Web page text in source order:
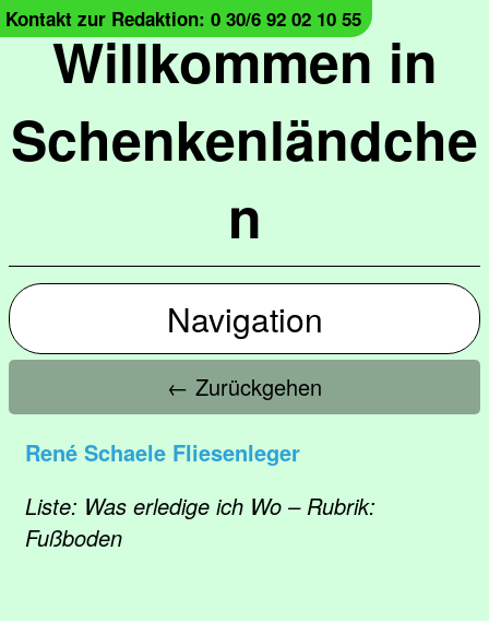
Willkommen in
Schenkenländche
n
Kontakt zur Redaktion: 0 30/6 92 02 10 55
Navigation
← Zurückgehen
René Schaele Fliesenleger
Liste: Was erledige ich Wo – Rubrik:
Fußboden